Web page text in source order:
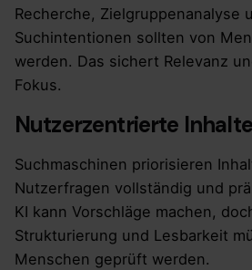
Recherche, Zielgruppenanalyse
Suchintentionen sollten von
werden. Das sichert Relevanz
Fokus.
Nutzerzentrierte Inhalte
Suchmaschinen priorisieren
Nutzerfragen vollständig und
KI kann Vorschläge machen,
Strukturierung und Lesbarkeit
Menschen geprüft werden.